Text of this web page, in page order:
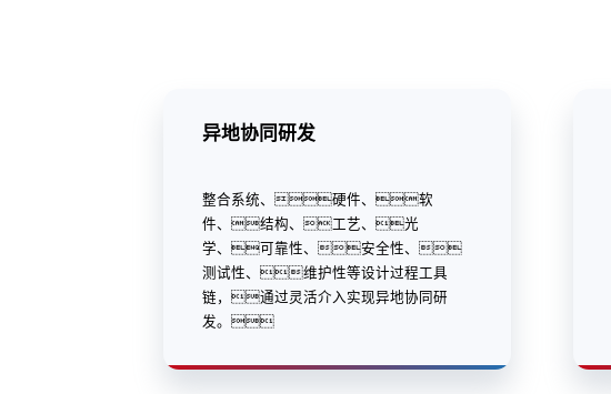
异地协同研发
整合系统、硬件、软
件、结构、工艺、光
学、可靠性、安全性、
测试性、维护性等设计过程工具
链，通过灵活介入实现异地协同研
发。